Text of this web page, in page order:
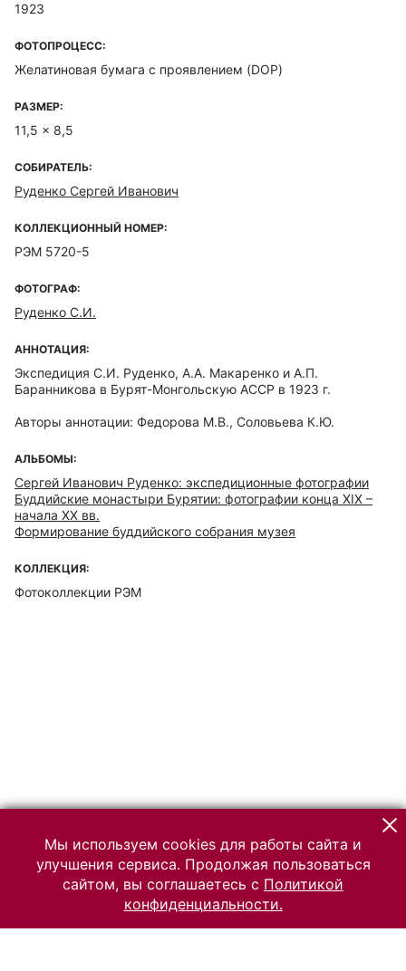
1923
ФОТОПРОЦЕСС:
Желатиновая бумага с проявлением (DOP)
РАЗМЕР:
11,5 x 8,5
СОБИРАТЕЛЬ:
Руденко Сергей Иванович
КОЛЛЕКЦИОННЫЙ НОМЕР:
РЭМ 5720-5
ФОТОГРАФ:
Руденко С.И.
АННОТАЦИЯ:
Экспедиция С.И. Руденко, А.А. Макаренко и А.П.
Баранникова в Бурят-Монгольскую АССР в 1923 г.
Авторы аннотации: Федорова М.В., Соловьева К.Ю.
АЛЬБОМЫ:
Сергей Иванович Руденко: экспедиционные фотографии
Буддийские монастыри Бурятии: фотографии конца ХIХ –
начала ХХ вв.
Формирование буддийского собрания музея
КОЛЛЕКЦИЯ:
Фотоколлекции РЭМ
Мы используем cookies для работы сайта и
улучшения сервиса. Продолжая пользоваться
сайтом, вы соглашаетесь с Политикой
конфиденциальности.